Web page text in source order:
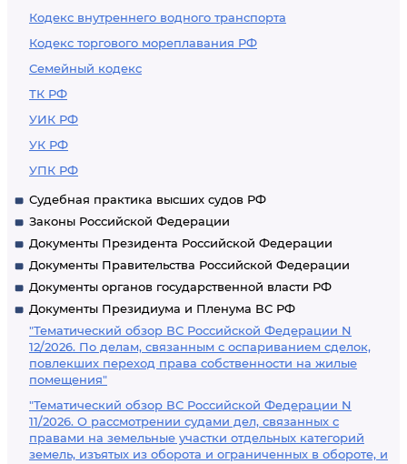
Кодекс внутреннего водного транспорта
Кодекс торгового мореплавания РФ
Семейный кодекс
ТК РФ
УИК РФ
УК РФ
УПК РФ
Судебная практика высших судов РФ
Законы Российской Федерации
Документы Президента Российской Федерации
Документы Правительства Российской Федерации
Документы органов государственной власти РФ
Документы Президиума и Пленума ВС РФ
"Тематический обзор ВС Российской Федерации N
12/2026. По делам, связанным с оспариванием сделок,
повлекших переход права собственности на жилые
помещения"
"Тематический обзор ВС Российской Федерации N
11/2026. О рассмотрении судами дел, связанных с
правами на земельные участки отдельных категорий
земель, изъятых из оборота и ограниченных в обороте, и